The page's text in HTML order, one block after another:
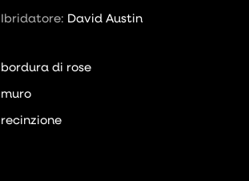
Ibridatore: David Austin
bordura di rose
muro
recinzione